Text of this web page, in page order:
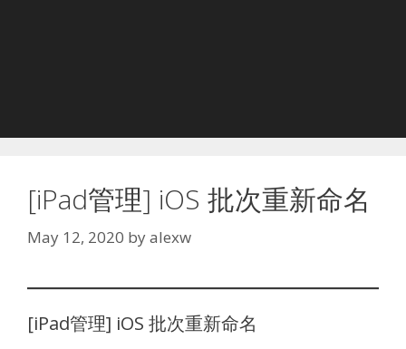
[iPad管理] iOS 批次重新命名
May 12, 2020 byalexw
[iPad管理] iOS 批次重新命名